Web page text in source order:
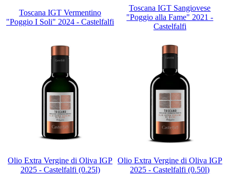
Toscana IGT Vermentino
"Poggio I Soli" 2024 - Castelfalfi
Toscana IGT Sangiovese
"Poggio alla Fame" 2021 -
Castelfalfi
Olio Extra Vergine di Oliva IGP
2025 - Castelfalfi (0.25l)
Olio Extra Vergine di Oliva IGP
2025 - Castelfalfi (0.50l)